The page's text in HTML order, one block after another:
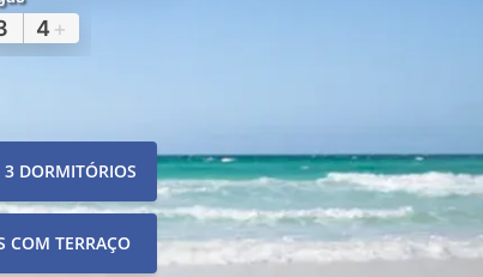
4 +
DORMITÓRIOS
COM TERRAÇO